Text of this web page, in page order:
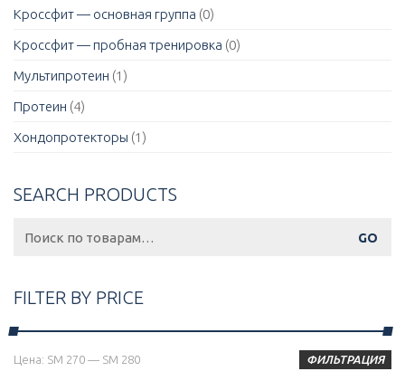
Кроссфит — основная группа (0)
Кроссфит — пробная тренировка (0)
Мультипротеин (1)
Протеин (4)
Хондопротекторы (1)
SEARCH PRODUCTS
FILTER BY PRICE
Минимальная
Максимальная
ФИЛЬТРАЦИЯ
Цена: ЅМ 270 — ЅМ 280